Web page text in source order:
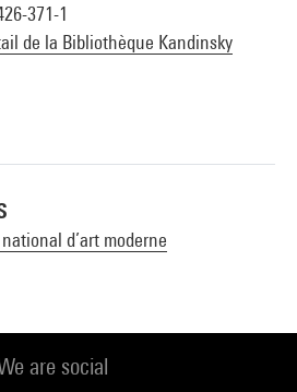
371-1
de la Bibliothèque Kandinsky
d’art moderne
are social